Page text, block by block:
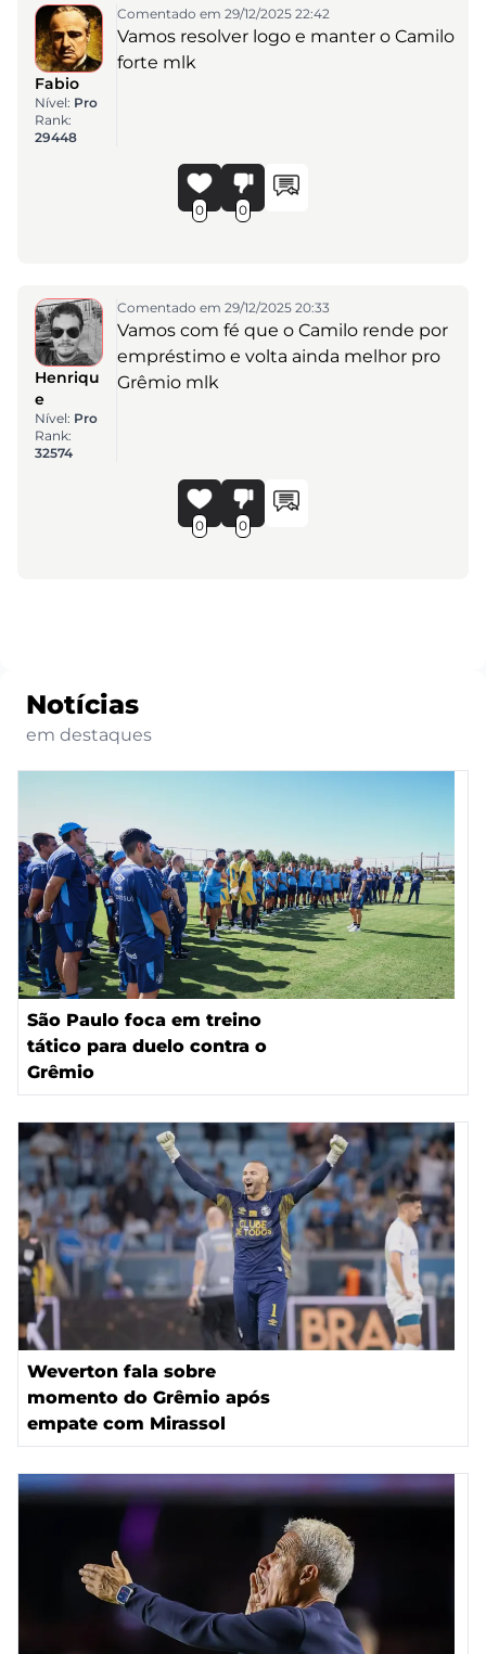
Fabio
Nível: Pro
Rank:
29448
Comentado em 29/12/2025 22:42
Vamos resolver logo e manter o Camilo
forte mlk
0 0
Henriqu
e
Nível: Pro
Rank:
32574
Comentado em 29/12/2025 20:33
Vamos com fé que o Camilo rende por
empréstimo e volta ainda melhor pro
Grêmio mlk
0 0
Notícias
em destaques
São Paulo foca em treino
tático para duelo contra o
Grêmio
Weverton fala sobre
momento do Grêmio após
empate com Mirassol